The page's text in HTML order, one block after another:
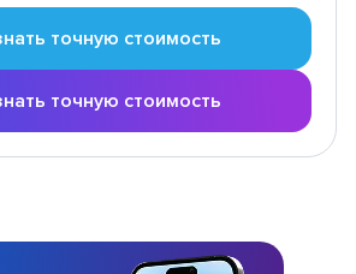
точную стоимость
точную стоимость